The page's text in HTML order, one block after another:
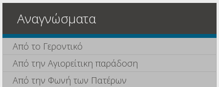
Αναγνώσματα
Από το Γεροντικό
Από την Αγιορείτικη παράδοση
Από την Φωνή των Πατέρων